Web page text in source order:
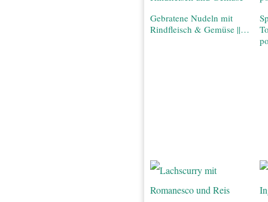
Gebratene Nudeln mit
Rindfleisch & Gemüse ||…